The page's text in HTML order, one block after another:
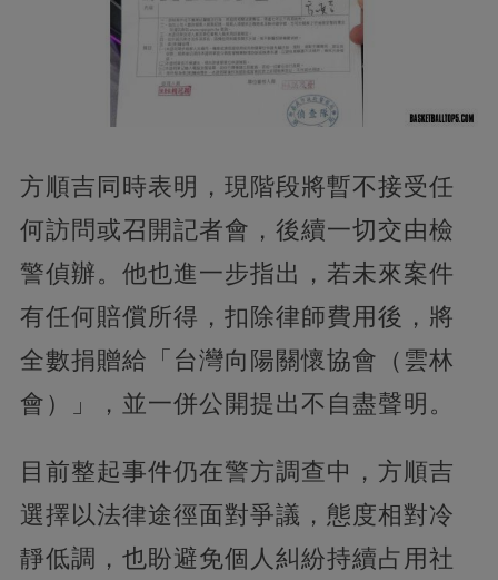
方順吉同時表明，現階段將暫不接受任
何訪問或召開記者會，後續一切交由檢
警偵辦。他也進一步指出，若未來案件
有任何賠償所得，扣除律師費用後，將
全數捐贈給「台灣向陽關懷協會（雲林
會）」，並一併公開提出不自盡聲明。
目前整起事件仍在警方調查中，方順吉
選擇以法律途徑面對爭議，態度相對冷
靜低調，也盼避免個人糾紛持續占用社